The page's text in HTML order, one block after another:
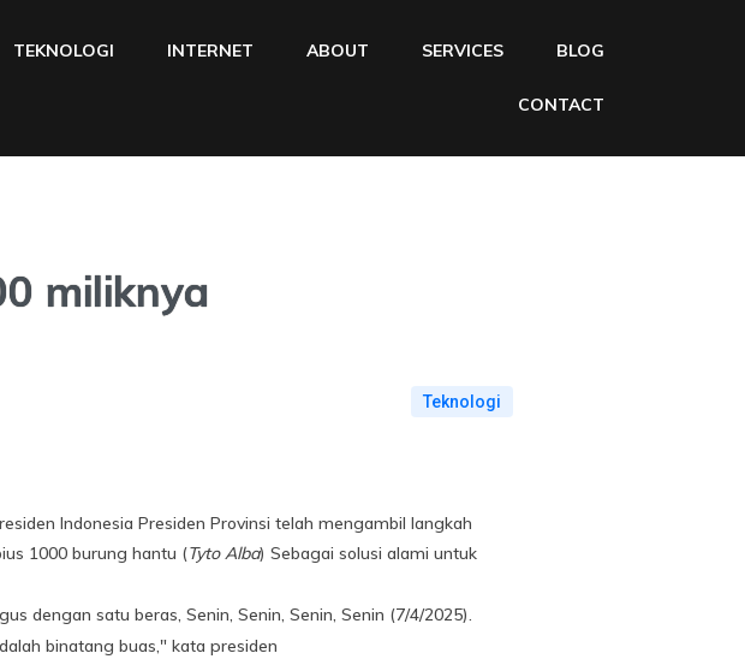
TEKNOLOGI INTERNET ABOUT SERVICES BLOG
CONTACT
miliknya
Teknologi
Indonesia Presiden Provinsi telah mengambil langkah
1000 burung hantu (Tyto Alba) Sebagai solusi alami untuk
dengan satu beras, Senin, Senin, Senin, Senin (7/4/2025).
binatang buas," kata presiden